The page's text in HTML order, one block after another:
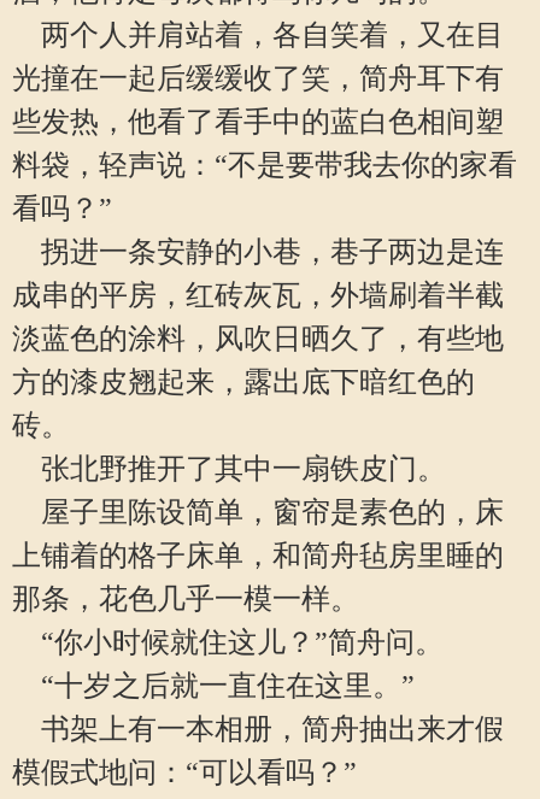
两个人并肩站着，各自笑着，又在目
光撞在一起后缓缓收了笑，简舟耳下有
些发热，他看了看手中的蓝白色相间塑
料袋，轻声说：“不是要带我去你的家看
看吗？”
拐进一条安静的小巷，巷子两边是连
成串的平房，红砖灰瓦，外墙刷着半截
淡蓝色的涂料，风吹日晒久了，有些地
方的漆皮翘起来，露出底下暗红色的
砖。
张北野推开了其中一扇铁皮门。
屋子里陈设简单，窗帘是素色的，床
上铺着的格子床单，和简舟毡房里睡的
那条，花色几乎一模一样。
“你小时候就住这儿？”简舟问。
“十岁之后就一直住在这里。”
书架上有一本相册，简舟抽出来才假
模假式地问：“可以看吗？”